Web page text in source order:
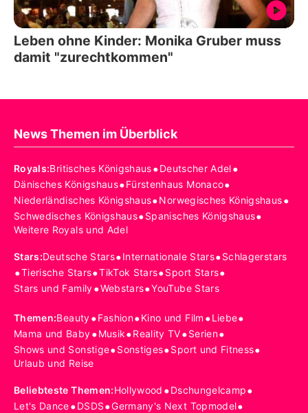
Leben ohne Kinder: Monika Gruber muss
damit "zurechtkommen"
News Themen im Überblick
Royals:Britisches Königshaus•Deutscher Adel•
Dänisches Königshaus•Fürstenhaus Monaco•
Niederländisches Königshaus•Norwegisches Königshaus•
Schwedisches Königshaus•Spanisches Königshaus•
Weitere Royals und Adel
Stars:Deutsche Stars•Internationale Stars•Schlagerstars
•Tierische Stars•TikTok Stars•Sport Stars•
Stars und Family•Webstars•YouTube Stars
Themen:Beauty•Fashion•Kino und Film •Liebe•
Mama und Baby•Musik•Reality TV•Serien•
Shows und Sonstige•Sonstiges•Sport und Fitness•
Urlaub und Reise
Beliebteste Themen:Hollywood •Dschungelcamp•
Let's Dance•DSDS•Germany's Next Topmodel•